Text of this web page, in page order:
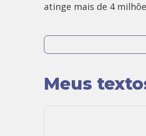
atinge mais de 4
Atua como diretora da
mente e corpo.
É também
alimentares.
Meus